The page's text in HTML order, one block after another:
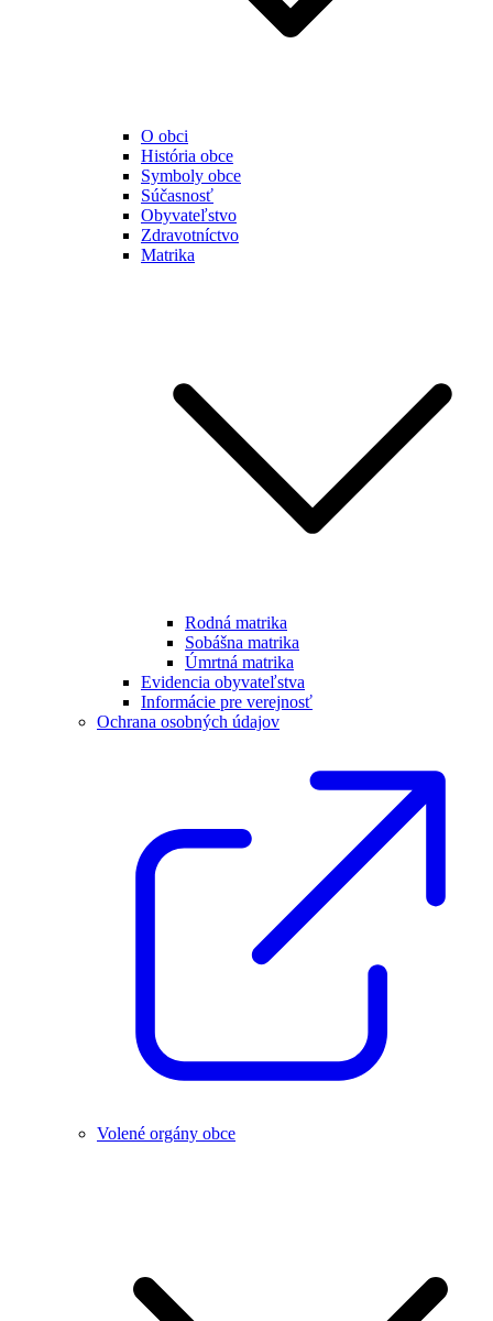
O obci
História obce
Symboly obce
Súčasnosť
Obyvateľstvo
Zdravotníctvo
Matrika
Rodná matrika
Sobášna matrika
Úmrtná matrika
Evidencia obyvateľstva
Informácie pre verejnosť
Ochrana osobných údajov
Volené orgány obce